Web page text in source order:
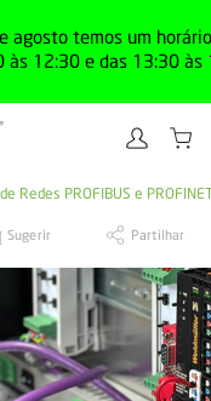
agosto temos um
às 12:30 e das 13:30
Redes PROFIBUS e
Sugerir Partilhar